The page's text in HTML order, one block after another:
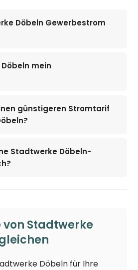
Döbeln Gewerbestrom
mein
günstigeren Stromtarif
Stadtwerke Döbeln-
Stadtwerke
Döbeln für Ihre